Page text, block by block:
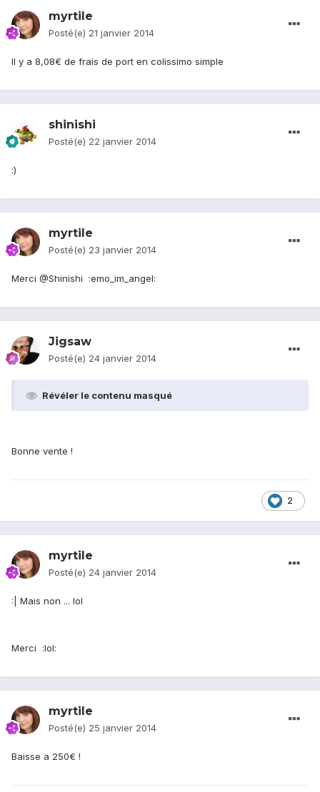
myrtile
Posté(e) 21 janvier 2014
Il y a 8,08€ de frais de port en colissimo simple
shinishi
Posté(e) 22 janvier 2014
:)
myrtile
Posté(e) 23 janvier 2014
Merci @Shinishi :emo_im_angel:
Jigsaw
Posté(e) 24 janvier 2014
Révéler le contenu masqué
Bonne vente !
2
myrtile
Posté(e) 24 janvier 2014
:| Mais non ... lol
Merci :lol:
myrtile
Posté(e) 25 janvier 2014
Baisse a 250€ !